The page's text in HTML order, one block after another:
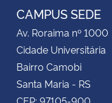
PlanaltoCAMPUS SEDE
Av. Roraima nº 1000
Cidade Universitária
Bairro Camobi
Santa Maria - RS
CEP: 97105-900